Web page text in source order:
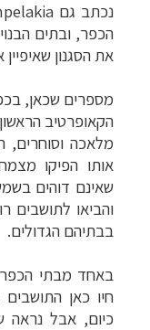
נכתב גם
הכפר, ובתים
את הסגנון
הקאופרטיב
מלאכה וסוחרים,
אותו הפיקו
שאינם דוהים
והביאו לתושבים
בבתיהם הגדולים.
באחד מבתי הכפר
כיום, אבל נראה